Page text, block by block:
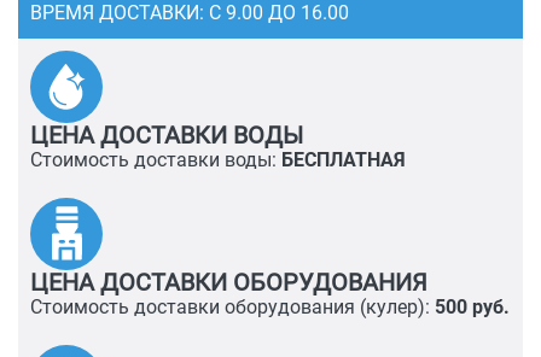
ВРЕМЯ ДОСТАВКИ: С 9.00 ДО 16.00
ЦЕНА ДОСТАВКИ ВОДЫ
Стоимость доставки воды: БЕСПЛАТНАЯ
ЦЕНА ДОСТАВКИ ОБОРУДОВАНИЯ
Стоимость доставки оборудования (кулер): 500 руб.